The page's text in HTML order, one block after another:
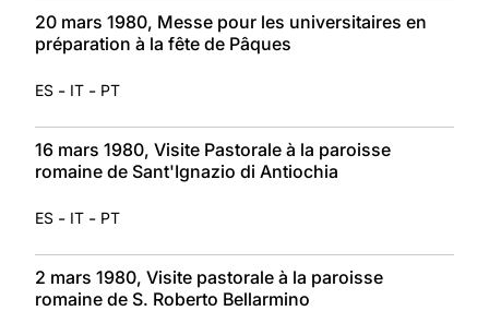
20 mars 1980, Messe pour les universitaires en
préparation à la fête de Pâques
ES - IT - PT
16 mars 1980, Visite Pastorale à la paroisse
romaine de Sant'Ignazio di Antiochia
ES - IT - PT
2 mars 1980, Visite pastorale à la paroisse
romaine de S. Roberto Bellarmino